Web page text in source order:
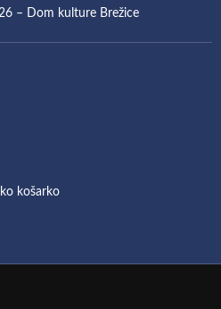
– Dom kulture Brežice
košarko